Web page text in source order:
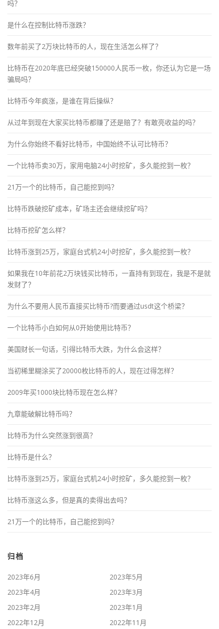
吗？
是什么在控制比特币涨跌？
数年前买了2万块比特币的人，现在生活怎么样了？
比特币在2020年底已经突破150000人民币一枚，你还认为它是一场
骗局吗？
比特币今年疯涨，是谁在背后操纵？
从过年到现在大家买比特币都赚了还是赔了？有敢亮收益的吗？
为什么你始终不看好比特币，中国始终不认可比特币？
一个比特币卖30万，家用电脑24小时挖矿，多久能挖到一枚？
21万一个的比特币，自己能挖到吗？
比特币跌破挖矿成本，矿场主还会继续挖矿吗？
比特币挖矿怎么样？
比特币涨到25万，家庭台式机24小时挖矿，多久能挖到一枚？
如果我在10年前花2万块钱买比特币，一直持有到现在，我是不是就
发财了？
为什么不要用人民币直接买比特币?而要通过usdt这个桥梁？
一个比特币小白如何从0开始使用比特币？
美国财长一句话，引得比特币大跌，为什么会这样？
当初稀里糊涂买了20000枚比特币的人，现在过得怎样？
2009年买1000块比特币现在怎么样？
九章能破解比特币吗？
比特币为什么突然涨到很高？
比特币是什么？
比特币涨到25万，家庭台式机24小时挖矿，多久能挖到一枚？
比特币涨这么多，但是真的卖得出去吗？
21万一个的比特币，自己能挖到吗？
归档
2023年6月
2023年5月
2023年4月
2023年3月
2023年2月
2023年1月
2022年12月
2022年11月